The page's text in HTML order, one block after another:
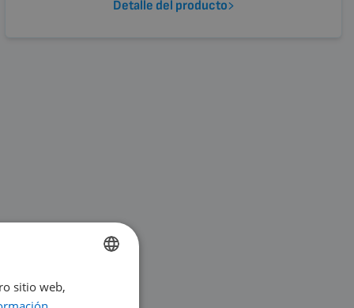
Detalle del producto
ENGLISH
sitio web,